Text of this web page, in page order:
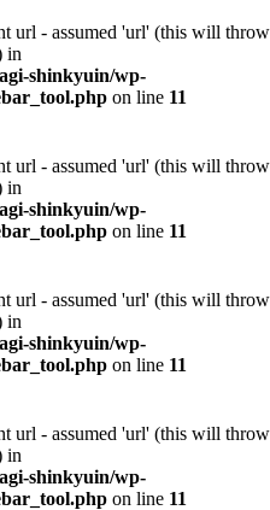
url - assumed 'url' (this will throw
in
shinkyuin/wp-
on line 11
url - assumed 'url' (this will throw
in
shinkyuin/wp-
on line 11
url - assumed 'url' (this will throw
in
shinkyuin/wp-
on line 11
url - assumed 'url' (this will throw
in
shinkyuin/wp-
on line 11